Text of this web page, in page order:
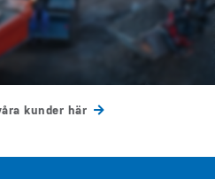
kunder här